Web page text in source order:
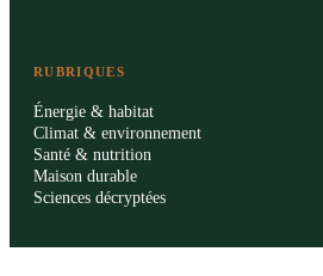
RUBRIQUES
Énergie & habitat
Climat & environnement
Santé & nutrition
Maison durable
Sciences décryptées